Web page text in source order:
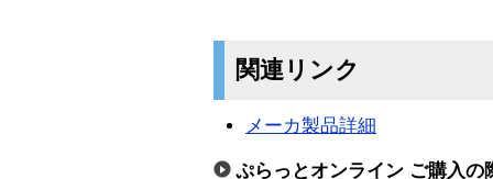
関連リンク
メーカ製品詳細
ぷらっとオンライン ご購入の